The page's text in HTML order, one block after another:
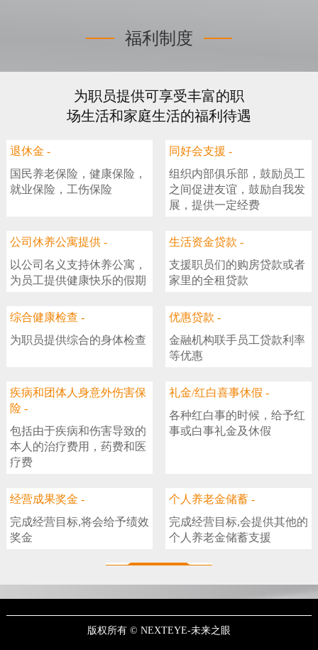
福利制度
为职员提供可享受丰富的职
场生活和家庭生活的福利待遇
退休金 -
国民养老保险，健康保险，
就业保险，工伤保险
同好会支援 -
组织内部俱乐部，鼓励员工
之间促进友谊，鼓励自我发
展，提供一定经费
公司休养公寓提供 -
以公司名义支持休养公寓，
为员工提供健康快乐的假期
生活资金贷款 -
支援职员们的购房贷款或者
家里的全租贷款
综合健康检查 -
为职员提供综合的身体检查
优惠贷款 -
金融机构联手员工贷款利率
等优惠
疾病和团体人身意外伤害保
险 -
包括由于疾病和伤害导致的
本人的治疗费用，药费和医
疗费
礼金/红白喜事休假 -
各种红白事的时候，给予红
事或白事礼金及休假
经营成果奖金 -
完成经营目标,将会给予绩效
奖金
个人养老金储蓄 -
完成经营目标,会提供其他的
个人养老金储蓄支援
版权所有 © NEXTEYE-未来之眼